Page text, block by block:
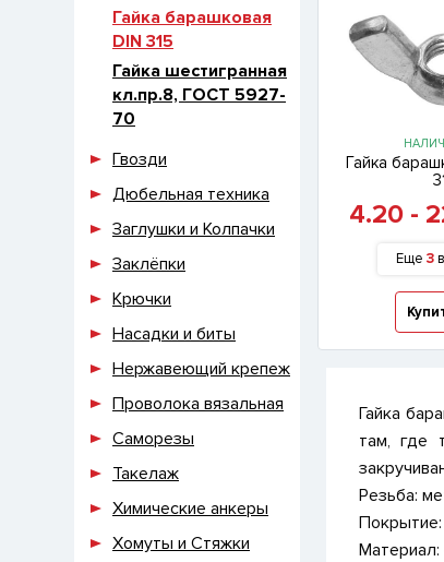
Гайка барашковая
DIN 315
Гайка шестигранная
кл.пр.8, ГОСТ 5927-
70
Гвозди
Дюбельная техника
Заглушки и Колпачки
Заклёпки
Крючки
Насадки и биты
Нержавеющий крепеж
Проволока вязальная
Саморезы
Такелаж
Химические анкеры
Хомуты и Стяжки
Гайка
4.20 -
Еще 3
Гайка
там, где
Резьба:
Покрытие:
Материал: